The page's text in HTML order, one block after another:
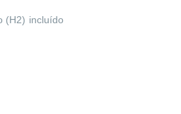
(H2) incluído